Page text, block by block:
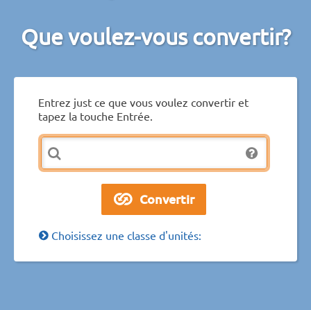
Que voulez-vous convertir?
Entrez just ce que vous voulez convertir et
tapez la touche Entrée.
Choisissez une classe d'unités: